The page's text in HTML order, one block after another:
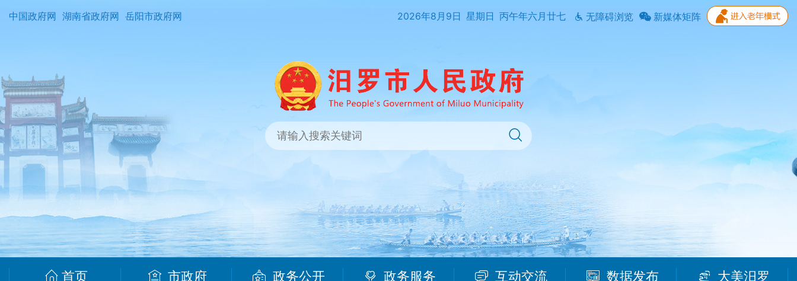
中国政府网 湖南省政府网 岳阳市政府网 2026年8月9日 星期日 丙午年六月廿七 无障碍浏览 新媒体矩阵
首页 市政府 政务公开 政务服务 互动交流 数据发布 大美汨罗